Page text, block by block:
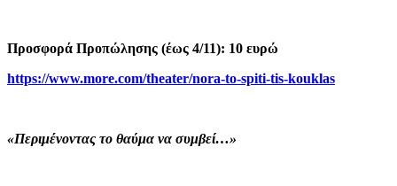
Προσφορά Προπώλησης (έως 4/11): 10 ευρώ
https://www.more.com/theater/nora-to-spiti-tis-kouklas
«Περιμένοντας το θαύμα να συμβεί…»